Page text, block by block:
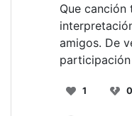
Que canción
amigos. De
participación
1 0